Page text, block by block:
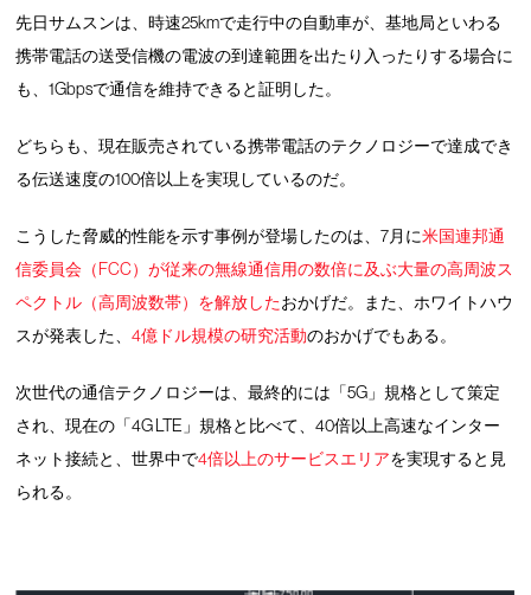
先日サムスンは、時速25kmで走行中の自動車が、基地局といわる
携帯電話の送受信機の電波の到達範囲を出たり入ったりする場合に
も、1Gbpsで通信を維持できると証明した。
どちらも、現在販売されている携帯電話のテクノロジーで達成でき
る伝送速度の100倍以上を実現しているのだ。
こうした脅威的性能を示す事例が登場したのは、7月に米国連邦通
信委員会（FCC）が従来の無線通信用の数倍に及ぶ大量の高周波ス
ペクトル（高周波数帯）を解放したおかげだ。また、ホワイトハウ
スが発表した、4億ドル規模の研究活動のおかげでもある。
次世代の通信テクノロジーは、最終的には「5G」規格として策定
され、現在の「4G LTE」規格と比べて、40倍以上高速なインター
ネット接続と、世界中で4倍以上のサービスエリアを実現すると見
られる。